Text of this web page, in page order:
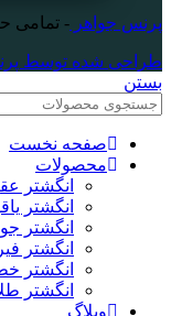
پرنس جواهر - تمامی
طراحی شده توسط
بستن
صفحه نخست
محصولات
انگشتر
انگشتر
انگشتر
انگشتر
انگشتر
انگشتر
وبلاگ